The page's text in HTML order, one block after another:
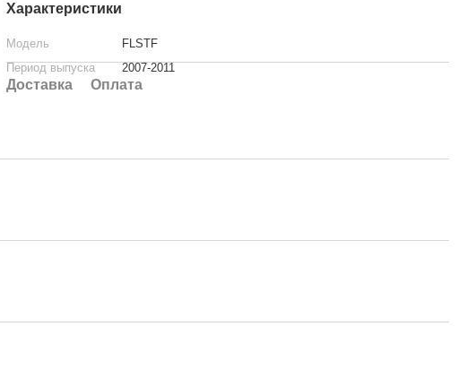
Характеристики
Модель
FLSTF
Период выпуска
2007-2011
Доставка Оплата